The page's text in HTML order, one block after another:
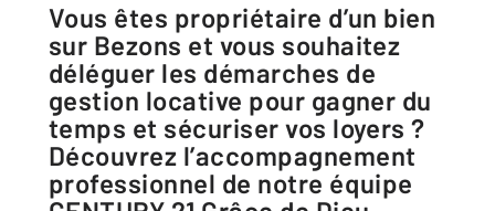
Vous êtes propriétaire d’un bien
sur Bezons et vous souhaitez
déléguer les démarches de
gestion locative pour gagner du
temps et sécuriser vos loyers ?
Découvrez l’accompagnement
professionnel de notre équipe